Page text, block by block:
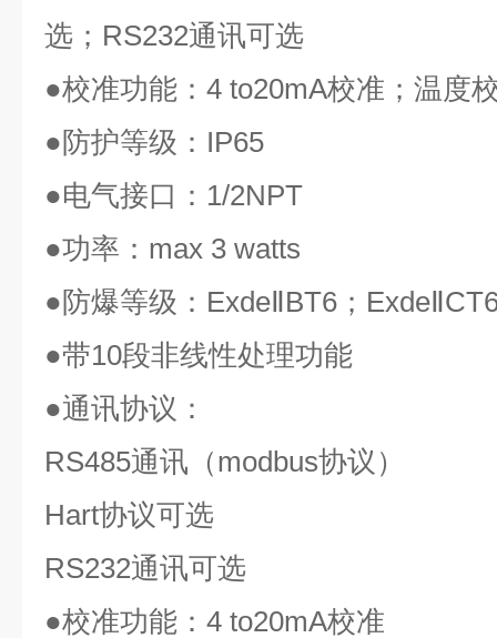
选； RS232通讯可选
●校准功能： 4 to20mA校准；温度
●防护等级： IP65
●电气接口： 1/2NPT
●功率： max 3 watts
●防爆等级： ExdeⅡBT6 ；
●带10段非线性处理功能
●通讯协议：
RS485通讯（modbus协议）
Hart协议可选
RS232通讯可选
●校准功能： 4 to20mA校准